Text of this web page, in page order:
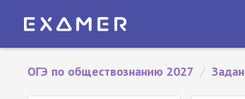
ОГЭ по обществознанию 2027 /